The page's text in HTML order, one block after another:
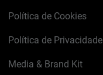
Política de Cookies
Política de Privacidade
Media & Brand Kit